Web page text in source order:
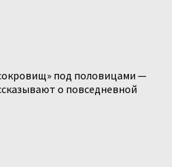
под половицами —
о повседневной